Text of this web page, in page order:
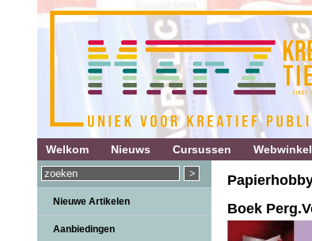
Welkom Nieuws Cursussen Webwinkel
Nieuwe Artikelen
Aanbiedingen
Boek